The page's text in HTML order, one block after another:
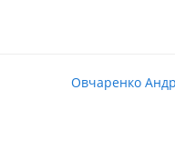
Овчаренко